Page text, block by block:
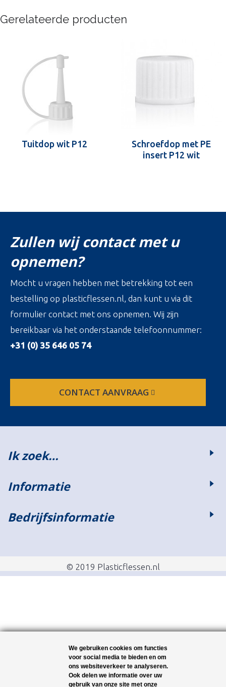
Gerelateerde producten
Tuitdop wit P12
Schroefdop met PE
insert P12 wit
Zullen wij contact met u
opnemen?
Mocht u vragen hebben met betrekking tot een
bestelling op plasticflessen.nl, dan kunt u via dit
formulier contact met ons opnemen. Wij zijn
bereikbaar via het onderstaande telefoonnummer:
+31 (0) 35 646 05 74
CONTACT AANVRAAG
Ik zoek…
Informatie
Bedrijfsinformatie
© 2019 Plasticflessen.nl
We gebruiken cookies om functies
voor social media te bieden en om
ons websiteverkeer te analyseren.
Ook delen we informatie over uw
gebruik van onze site met onze